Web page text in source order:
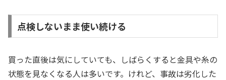
点検しないまま使い続ける
買った直後は気にしていても、しばらくすると金具や糸の
状態を見なくなる人は多いです。けれど、事故は劣化した